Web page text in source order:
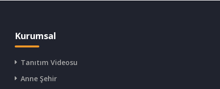
Kurumsal
Tanıtım Videosu
Anne Şehir